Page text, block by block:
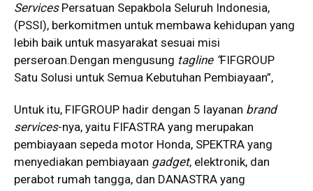
ServicesPersatuan Sepakbola Seluruh Indonesia,
(PSSI), berkomitmen untuk membawa kehidupan yang
lebih baik untuk masyarakat sesuai misi
perseroan.Dengan mengusung tagline “FIFGROUP
Satu Solusi untuk Semua Kebutuhan Pembiayaan”,
Untuk itu, FIFGROUP hadir dengan 5 layanan brand
services-nya, yaitu FIFASTRA yang merupakan
pembiayaan sepeda motor Honda, SPEKTRA yang
menyediakan pembiayaan gadget, elektronik, dan
perabot rumah tangga, dan DANASTRA yang